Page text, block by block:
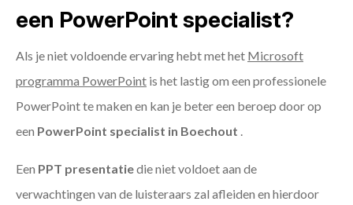
een PowerPoint specialist?
Als je niet voldoende ervaring hebt met het Microsoft
programma PowerPoint is het lastig om een professionele
PowerPoint te maken en kan je beter een beroep door op
een PowerPoint specialist in Boechout .
Een PPT presentatiedie niet voldoet aan de
verwachtingen van de luisteraars zal afleiden en hierdoor